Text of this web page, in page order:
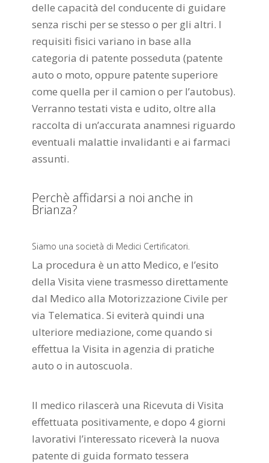
delle capacità del conducente di guidare
senza rischi per se stesso o per gli altri. I
requisiti fisici variano in base alla
categoria di patente posseduta (patente
auto o moto, oppure patente superiore
come quella per il camion o per l’autobus).
Verranno testati vista e udito, oltre alla
raccolta di un’accurata anamnesi riguardo
eventuali malattie invalidanti e ai farmaci
assunti.
Perchè affidarsi a noi anche in
Brianza?
Siamo una società di Medici Certificatori.
La procedura è un atto Medico, e l’esito
della Visita viene trasmesso direttamente
dal Medico alla Motorizzazione Civile per
via Telematica. Si eviterà quindi una
ulteriore mediazione, come quando si
effettua la Visita in agenzia di pratiche
auto o in autoscuola.
Il medico rilascerà una Ricevuta di Visita
effettuata positivamente, e dopo 4 giorni
lavorativi l’interessato riceverà la nuova
patente di guida formato tessera